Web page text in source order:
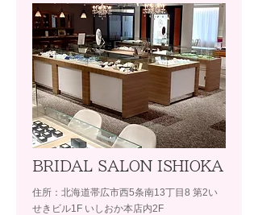
BRIDAL SALON ISHIOKA
住所：北海道帯広市西5条南13丁目8 第2い
せきビル1F いしおか本店内2F